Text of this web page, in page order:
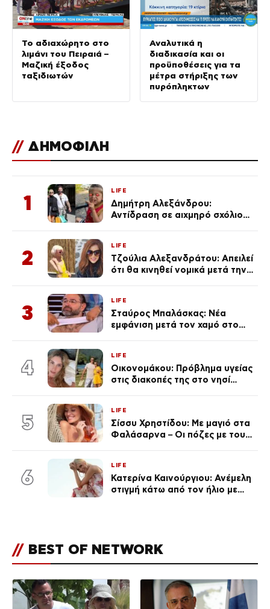
Το αδιαχώρητο στο
λιμάνι του Πειραιά –
Μαζική έξοδος
ταξιδιωτών
Αναλυτικά η
διαδικασία και οι
προϋποθέσεις για τα
μέτρα στήριξης των
πυρόπληκτων
// ΔΗΜΟΦΙΛΗ
1
LIFE
Δημήτρη Αλεξάνδρου:
Αντίδραση σε αιχμηρό σχόλιο
2
LIFE
Τζούλια Αλεξανδράτου: Απειλεί
ότι θα κινηθεί νομικά μετά την
3
LIFE
Σταύρος Μπαλάσκας: Νέα
εμφάνιση μετά τον χαμό στο
4
LIFE
Οικονομάκου: Πρόβλημα υγείας
στις διακοπές της στο νησί
5
LIFE
Σίσσυ Χρηστίδου: Με μαγιό στα
Φαλάσαρνα – Οι πόζες με τους
6
LIFE
Κατερίνα Καινούργιου: Ανέμελη
στιγμή κάτω από τον ήλιο με
// BEST OF NETWORK